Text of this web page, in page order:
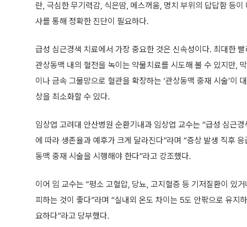
란, 극심한 무기력감, 식은땀, 메스꺼움, 명치 부위의 답답함 등
사를 통해 정확한 진단이 필요하다.
급성 심근경색 치료에서 가장 중요한 것은 신속성이다. 최대한
관상동맥 내의 혈전을 녹이는 약물치료를 시도해 볼 수 있지만,
이나 금속 그물망으로 혈관을 확장하는 ‘관상동맥 중재 시술’이
상을 최소화할 수 있다.
임상엽 고려대 안산병원 순환기내과 임상엽 교수는 “급성 심근
에 따라 생존율과 예후가 크게 달라진다”라며 “증상 발생 직후
동맥 중재 시술을 시행해야 한다”라고 강조했다.
이어 임 교수는 “평소 고혈압, 당뇨, 고지혈증 등 기저질환이 있
피하는 것이 좋다”라며 “실내외 온도 차이는 5도 안팎으로 유지
요하다”라고 당부했다.